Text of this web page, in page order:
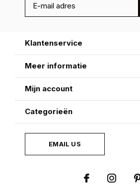
Klantenservice
Meer informatie
Mijn account
Categorieën
EMAIL US